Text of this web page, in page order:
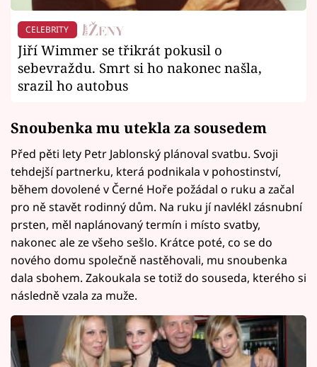
CELEBRITY
Jiří Wimmer se třikrát pokusil o
sebevraždu. Smrt si ho nakonec našla,
srazil ho autobus
Snoubenka mu utekla za sousedem
Před pěti lety Petr Jablonský plánoval svatbu. Svoji
tehdejší partnerku, která podnikala v pohostinství,
během dovolené v Černé Hoře požádal o ruku a začal
pro ně stavět rodinný dům. Na ruku jí navlékl zásnubní
prsten, měl naplánovaný termín i místo svatby,
nakonec ale ze všeho sešlo. Krátce poté, co se do
nového domu společně nastěhovali, mu snoubenka
dala sbohem. Zakoukala se totiž do souseda, kterého si
následně vzala za muže.